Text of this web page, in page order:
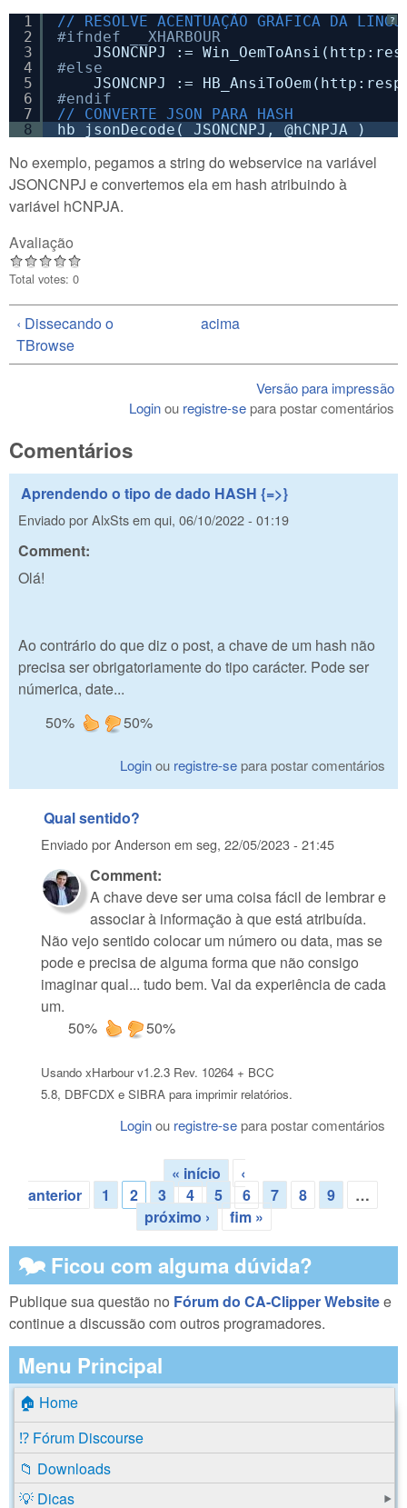
?
1
2
3
4
5
6
7
8
// RESOLVE ACENTUAÇÃO GRÁFICA DA
#ifndef __XHARBOUR
JSONCNPJ :=
#else
JSONCNPJ :=
#endif
// CONVERTE JSON PARA HASH
hb_jsonDecode( JSONCNPJ, @hCNPJA )
No exemplo, pegamos a string do webservice na variável
JSONCNPJ e convertemos ela em hash atribuindo à
variável hCNPJA.
Avaliação
Total votes: 0
‹ Dissecando o
TBrowse
acima
Versão para impressão
Loginou registre-separa postar comentários
Comentários
Aprendendo o tipo de dado HASH {=>}
Enviado porAlxStsem qui, 06/10/2022 - 01:19
Comment:
Olá!
Ao contrário do que diz o post, a chave de um hash não
precisa ser obrigatoriamente do tipo carácter. Pode ser
númerica, date...
50%
50%
Loginou registre-separa postar comentários
Qual sentido?
Enviado porAnderson em seg, 22/05/2023 - 21:45
Comment:
A chave deve ser uma coisa fácil de lembrar e
associar à informação à que está atribuída.
Não vejo sentido colocar um número ou data, mas se
pode e precisa de alguma forma que não consigo
imaginar qual... tudo bem. Vai da experiência de cada
um.
50%
50%
Usando xHarbour v1.2.3 Rev. 10264 + BCC
5.8, DBFCDX e SIBRA para imprimir relatórios.
Loginou registre-separa postar comentários
Páginas
« início
‹
anterior
1 2 3 4 5 6 7 8 9
…
próximo ›
fim »
🗫 Ficou com alguma dúvida?
Publique sua questão no Fórum do CA-Clipper Websitee
continue a discussão com outros programadores.
Menu Principal
🏠 Home
⁉️ Fórum Discourse
📁 Downloads
💡 Dicas